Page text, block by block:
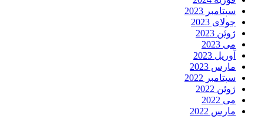
سپتامبر 2023
جولای 2023
ژوئن 2023
می 2023
آوریل 2023
مارس 2023
سپتامبر 2022
ژوئن 2022
می 2022
مارس 2022